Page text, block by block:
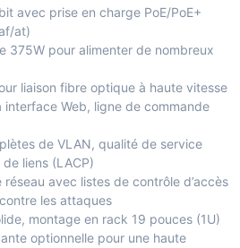
avec prise en charge PoE/PoE+
at)
375W pour alimenter de nombreux
liaison fibre optique à haute vitesse
interface Web, ligne de commande
de VLAN, qualité de service
liens (LACP)
avec listes de contrôle d’accès
les attaques
montage en rack 19 pouces (1U)
optionnelle pour une haute